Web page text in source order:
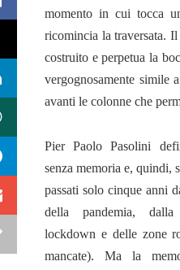
momento in cui tocca
ricomincia la traversata. Il
costruito e perpetua la
vergognosamente simile
avanti le colonne che
Pier Paolo Pasolini
senza memoria e, quindi,
passati solo cinque anni
della pandemia,
lockdown e delle zone
mancate). Ma la